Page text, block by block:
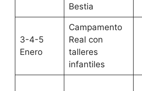
Bestia
3-4-5
Enero
Campamento
Real con
talleres
infantiles